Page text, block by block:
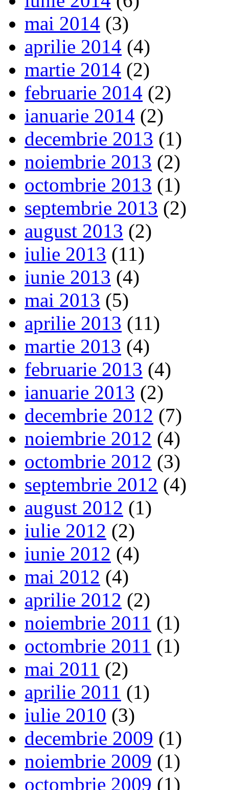
mai 2014 (3)
aprilie 2014 (4)
martie 2014 (2)
februarie 2014 (2)
ianuarie 2014 (2)
decembrie 2013 (1)
noiembrie 2013 (2)
octombrie 2013 (1)
septembrie 2013 (2)
august 2013 (2)
iulie 2013 (11)
iunie 2013 (4)
mai 2013 (5)
aprilie 2013 (11)
martie 2013 (4)
februarie 2013 (4)
ianuarie 2013 (2)
decembrie 2012 (7)
noiembrie 2012 (4)
octombrie 2012 (3)
septembrie 2012 (4)
august 2012 (1)
iulie 2012 (2)
iunie 2012 (4)
mai 2012 (4)
aprilie 2012 (2)
noiembrie 2011 (1)
octombrie 2011 (1)
mai 2011 (2)
aprilie 2011 (1)
iulie 2010 (3)
decembrie 2009 (1)
noiembrie 2009 (1)
octombrie 2009 (1)